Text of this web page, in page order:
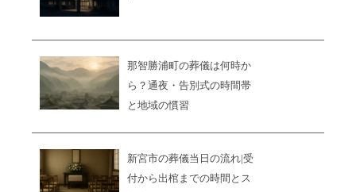
那智勝浦町の葬儀は何時か
ら？通夜・告別式の時間帯
と地域の慣習
新宮市の葬儀当日の流れ|受
付から出棺までの時間とス